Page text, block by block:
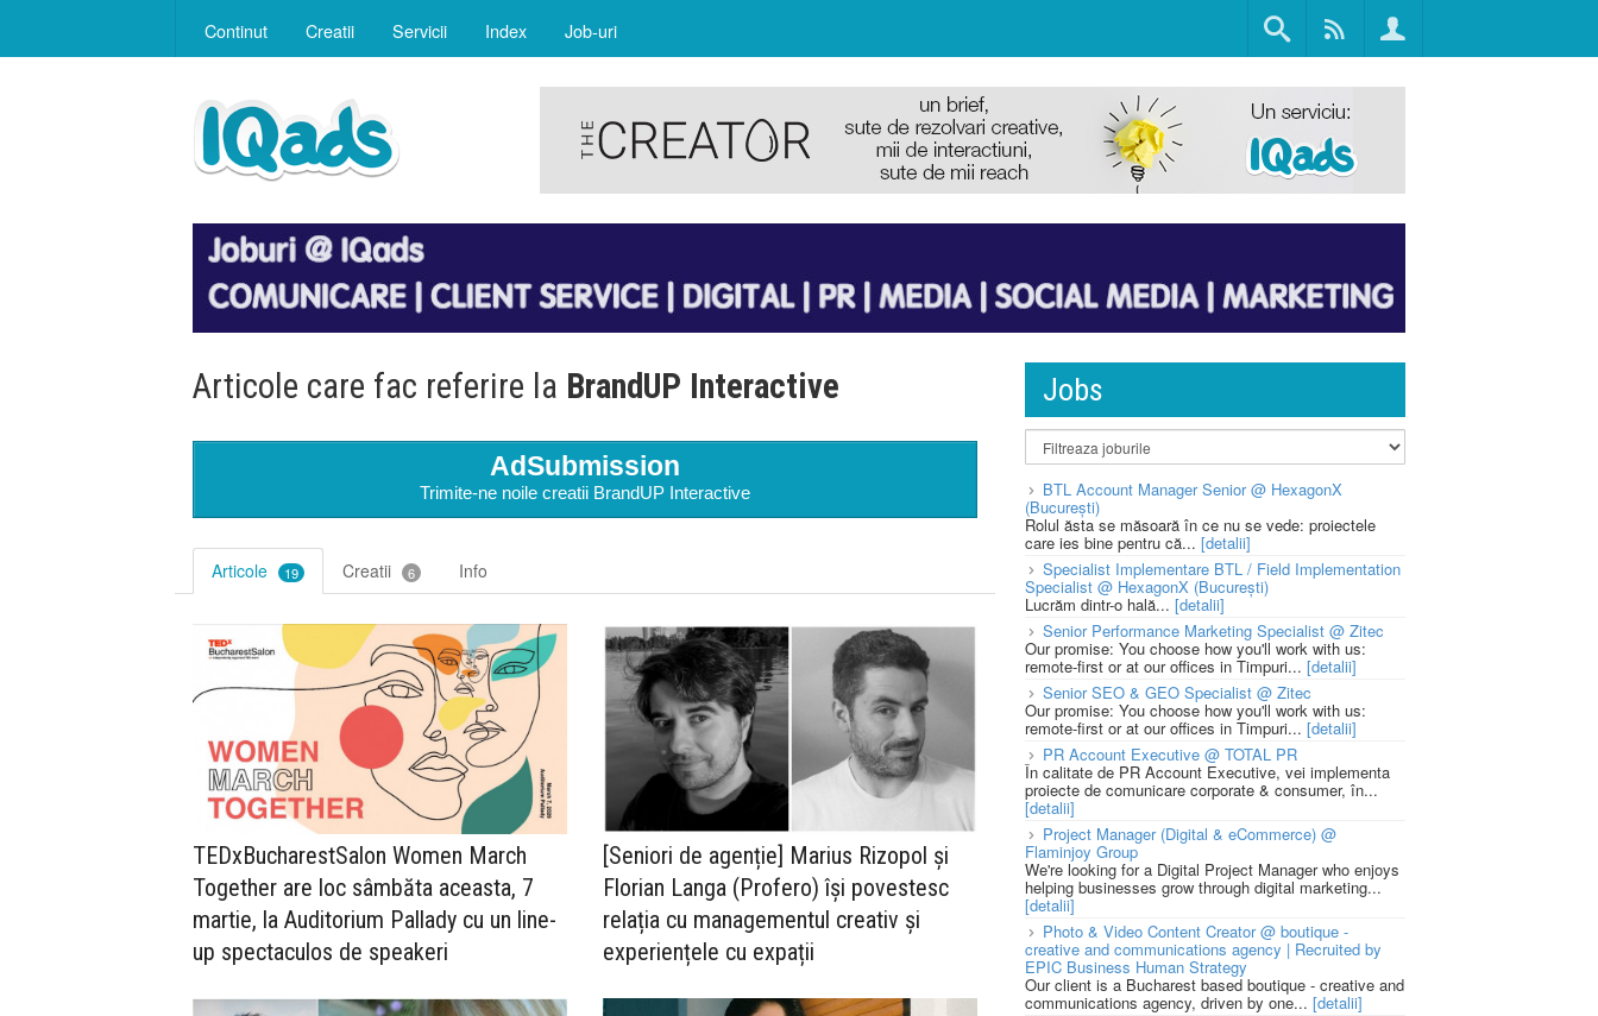
Continut Creatii Servicii Index Job-uri
Articole care fac referire la BrandUP Interactive
AdSubmission
Trimite-ne noile creatii BrandUP Interactive
Articole 19 Creatii 6 Info
TEDxBucharestSalon Women March
Together are loc sâmbăta aceasta, 7
martie, la Auditorium Pallady cu un line-
up spectaculos de speakeri
[Seniori de agenție] Marius Rizopol și
Florian Langa (Profero) își povestesc
relația cu managementul creativ și
experiențele cu expații
Jobs
BTL Account Manager Senior @ HexagonX
(București)
Rolul ăsta se măsoară în ce nu se vede: proiectele
care ies bine pentru că... [detalii]
Specialist Implementare BTL / Field Implementation
Specialist @ HexagonX (București)
Lucrăm dintr-o hală... [detalii]
Senior Performance Marketing Specialist @ Zitec
Our promise: You choose how you'll work with us:
remote-first or at our offices in Timpuri... [detalii]
Senior SEO & GEO Specialist @ Zitec
Our promise: You choose how you'll work with us:
remote-first or at our offices in Timpuri... [detalii]
PR Account Executive @ TOTAL PR
În calitate de PR Account Executive, vei implementa
proiecte de comunicare corporate & consumer, în...
[detalii]
Project Manager (Digital & eCommerce) @
Flaminjoy Group
We're looking for a Digital Project Manager who enjoys
helping businesses grow through digital marketing...
[detalii]
Photo & Video Content Creator @ boutique -
creative and communications agency | Recruited by
EPIC Business Human Strategy
Our client is a Bucharest based boutique - creative and
communications agency, driven by one... [detalii]